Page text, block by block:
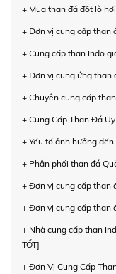
+ Mua than đá đốt lò
+ Đơn vị cung cấp than
+ Cung cấp than Indo
+ Đơn vị cung ứng than
+ Chuyên cung cấp
+ Cung Cấp Than Đá
+ Yếu tố ảnh hưởng
+ Phân phối than đá
+ Đơn vị cung cấp than
+ Đơn vị cung cấp than
+ Nhà cung cấp than
TỐT]
+ Đơn Vị Cung Cấp